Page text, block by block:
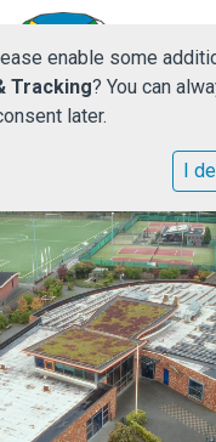
in beeld
enable some
Tracking? You can
later.
I